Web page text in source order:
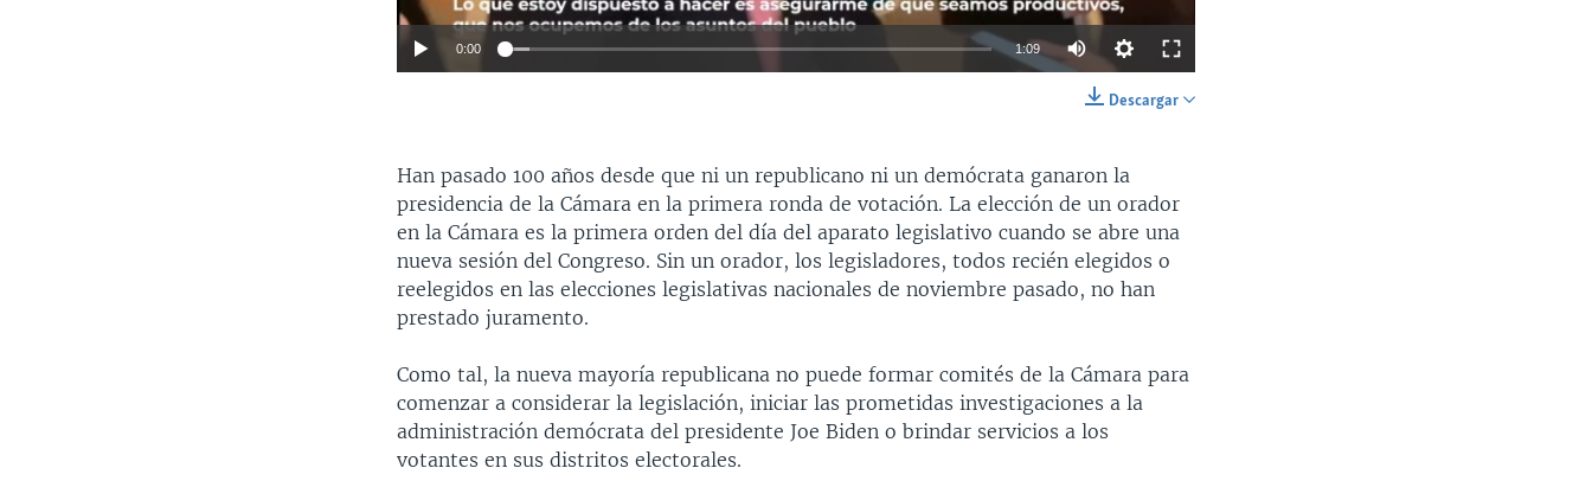
0:00 1:09
Descargar
Han pasado 100 años desde que ni un republicano ni un demócrata ganaron la
presidencia de la Cámara en la primera ronda de votación. La elección de un orador
en la Cámara es la primera orden del día del aparato legislativo cuando se abre una
nueva sesión del Congreso. Sin un orador, los legisladores, todos recién elegidos o
reelegidos en las elecciones legislativas nacionales de noviembre pasado, no han
prestado juramento.
Como tal, la nueva mayoría republicana no puede formar comités de la Cámara para
comenzar a considerar la legislación, iniciar las prometidas investigaciones a la
administración demócrata del presidente Joe Biden o brindar servicios a los
votantes en sus distritos electorales.